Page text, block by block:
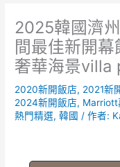
2025韓國濟
間最佳新開
奢華海景
2020新開飯店, 2021新
2024新開飯店, Marriott
熱門精選,韓國 / 作者: